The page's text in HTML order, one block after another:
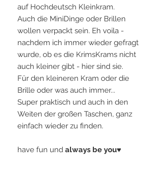
auf Hochdeutsch Kleinkram.
Auch die MiniDinge oder Brillen
wollen verpackt sein. Eh voila -
nachdem ich immer wieder gefragt
wurde, ob es die KrimsKrams nicht
auch kleiner gibt - hier sind sie.
Für den kleineren Kram oder die
Brille oder was auch immer...
Super praktisch und auch in den
Weiten der großen Taschen, ganz
einfach wieder zu finden.
have fun und always be you♥